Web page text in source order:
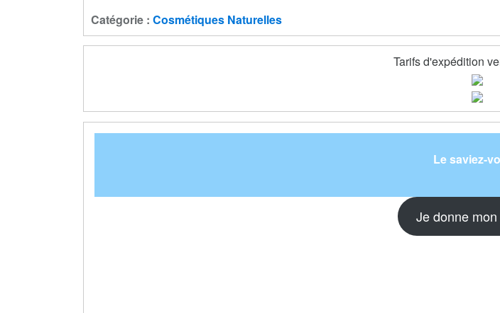
Catégorie : Cosmétiques Naturelles
Tarifs d'expédition
Le saviez-
Je donne